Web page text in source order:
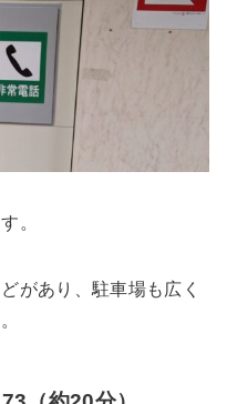
。
があり、駐車場も広く